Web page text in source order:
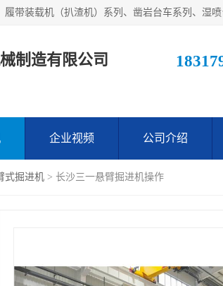
制造有限公司
企业视频 公司介绍
式掘进机 > 长沙三一悬臂掘进机操作